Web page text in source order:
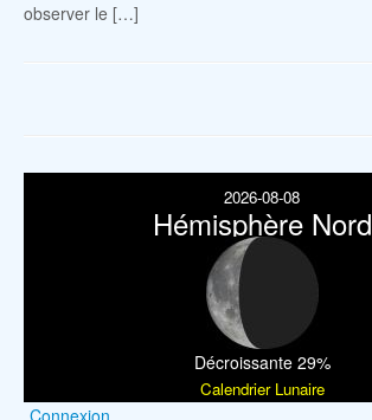
observer le […]
2026-08-08
Hémisphère Nord
Décroissante 29%
Calendrier Lunaire
Connexion